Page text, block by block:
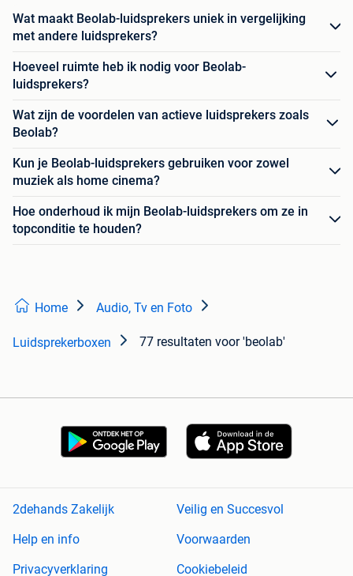
Wat maakt Beolab-luidsprekers uniek in vergelijking
met andere luidsprekers?
Hoeveel ruimte heb ik nodig voor Beolab-
luidsprekers?
Wat zijn de voordelen van actieve luidsprekers zoals
Beolab?
Kun je Beolab-luidsprekers gebruiken voor zowel
muziek als home cinema?
Hoe onderhoud ik mijn Beolab-luidsprekers om ze in
topconditie te houden?
Home Audio, Tv en Foto
Luidsprekerboxen 77 resultaten voor 'beolab'
2dehands Zakelijk
Veilig en Succesvol
Help en info
Voorwaarden
Privacyverklaring
Cookiebeleid